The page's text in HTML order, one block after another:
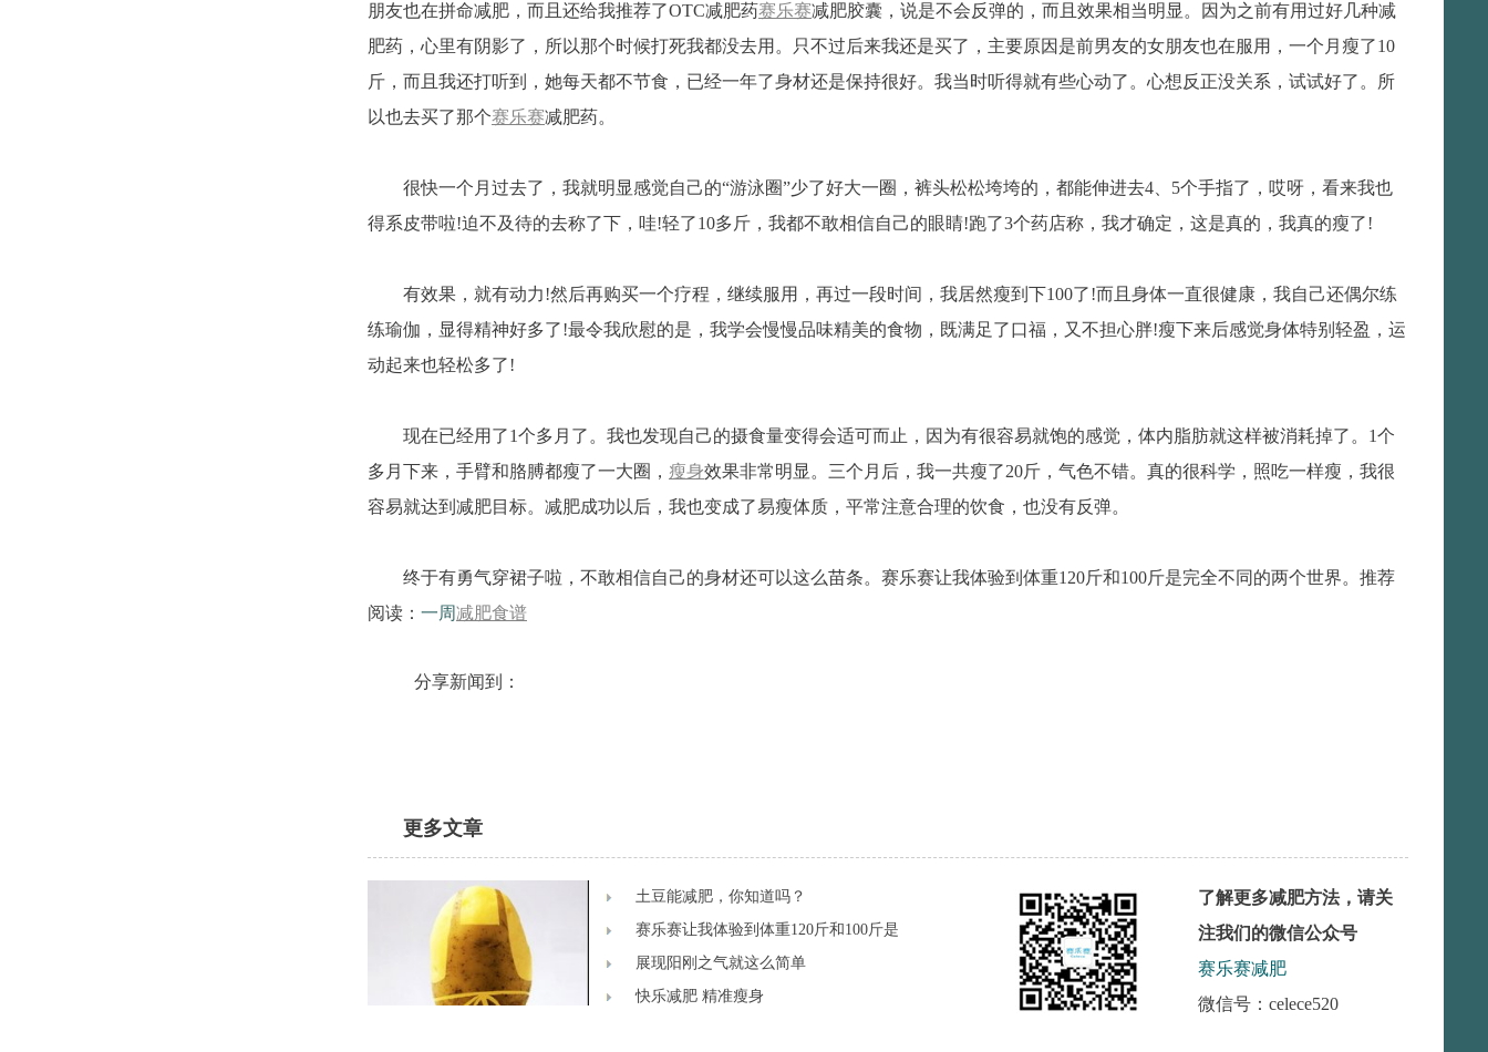
朋友也在拼命减肥，而且还给我推荐了OTC减肥药赛乐赛减肥胶囊，说是不会反弹的，而且效果相当明显。因为之前有用过好几种减
肥药，心里有阴影了，所以那个时候打死我都没去用。只不过后来我还是买了，主要原因是前男友的女朋友也在服用，一个月瘦了10
斤，而且我还打听到，她每天都不节食，已经一年了身材还是保持很好。我当时听得就有些心动了。心想反正没关系，试试好了。所
以也去买了那个赛乐赛减肥药。
很快一个月过去了，我就明显感觉自己的“游泳圈”少了好大一圈，裤头松松垮垮的，都能伸进去4、5个手指了，哎呀，看来我也
得系皮带啦!迫不及待的去称了下，哇!轻了10多斤，我都不敢相信自己的眼睛!跑了3个药店称，我才确定，这是真的，我真的瘦了!
有效果，就有动力!然后再购买一个疗程，继续服用，再过一段时间，我居然瘦到下100了!而且身体一直很健康，我自己还偶尔练
练瑜伽，显得精神好多了!最令我欣慰的是，我学会慢慢品味精美的食物，既满足了口福，又不担心胖!瘦下来后感觉身体特别轻盈，运
动起来也轻松多了!
现在已经用了1个多月了。我也发现自己的摄食量变得会适可而止，因为有很容易就饱的感觉，体内脂肪就这样被消耗掉了。1个
多月下来，手臂和胳膊都瘦了一大圈， 瘦身效果非常明显。三个月后，我一共瘦了20斤，气色不错。真的很科学，照吃一样瘦，我很
容易就达到减肥目标。减肥成功以后，我也变成了易瘦体质，平常注意合理的饮食，也没有反弹。
终于有勇气穿裙子啦，不敢相信自己的身材还可以这么苗条。赛乐赛让我体验到体重120斤和100斤是完全不同的两个世界。推荐
阅读： 一周减肥食谱
分享新闻到：
更多文章
土豆能减肥，你知道吗？
赛乐赛让我体验到体重120斤和100斤是
展现阳刚之气就这么简单
快乐减肥 精准瘦身
了解更多减肥方法，请关
注我们的微信公众号
赛乐赛减肥
微信号：celece520